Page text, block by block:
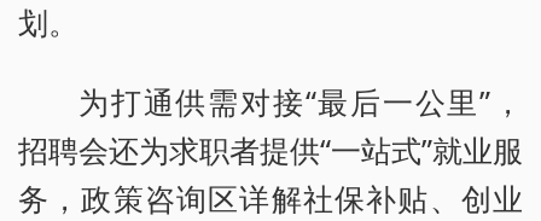
划。
为打通供需对接“最后一公里”，
招聘会还为求职者提供“一站式”就业服
务，政策咨询区详解社保补贴、创业